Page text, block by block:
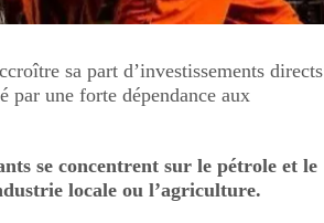
sa part d’investissements directs
par une forte dépendance aux
se concentrent sur le pétrole et le
locale ou l’agriculture.